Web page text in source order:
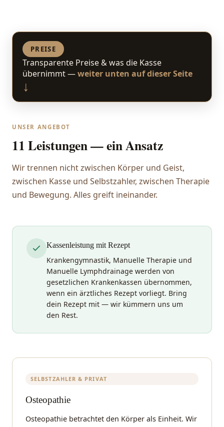
PREISE
Transparente Preise & was die Kasse
übernimmt —weiter unten auf dieser Seite
↓
UNSER ANGEBOT
11 Leistungen — ein Ansatz
Wir trennen nicht zwischen Körper und Geist,
zwischen Kasse und Selbstzahler, zwischen Therapie
und Bewegung. Alles greift ineinander.
Kassenleistung mit Rezept
Krankengymnastik, Manuelle Therapie und
Manuelle Lymphdrainage werden von
gesetzlichen Krankenkassen übernommen,
wenn ein ärztliches Rezept vorliegt. Bring
dein Rezept mit — wir kümmern uns um
den Rest.
SELBSTZAHLER & PRIVAT
Osteopathie
Osteopathie betrachtet den Körper als Einheit. Wir